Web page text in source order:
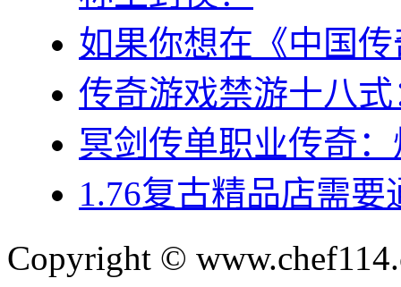
如果你想在《中国
传奇游戏禁游十八
冥剑传单职业传奇
1.76复古精品店需
Copyright ©